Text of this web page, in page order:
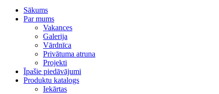
Sākums
Par mums
Vakances
Galerija
Vārdnīca
Privātuma atruna
Projekti
Īpašie piedāvājumi
Produktu katalogs
Iekārtas